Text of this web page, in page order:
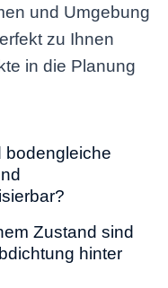
und Umgebung
zu Ihnen
in die Planung
bodengleiche
Zustand sind
hinter